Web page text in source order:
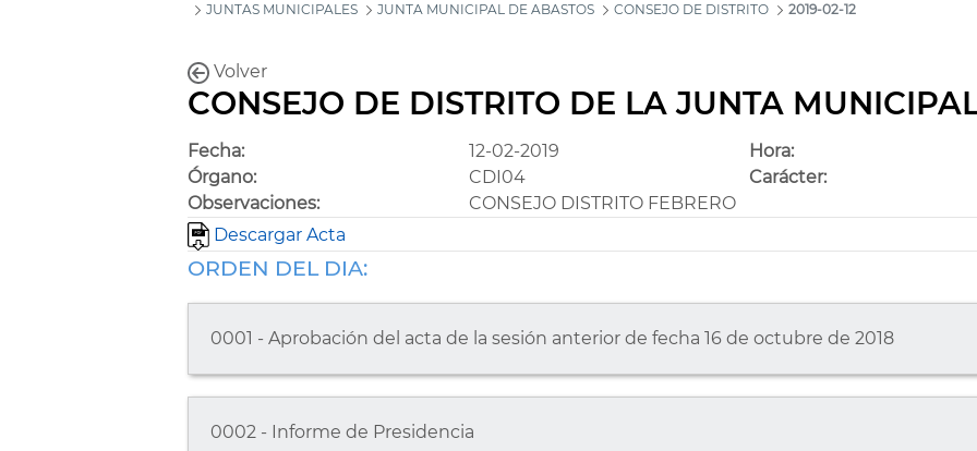
JUNTAS MUNICIPALES
JUNTA MUNICIPAL DE ABASTOS CONSEJO DE DISTRITO 2019-02-12
Volver
CONSEJO DE DISTRITO DE LA JUNTA
Fecha: 12-02-2019 Hora:
Órgano:
CDI04 Carácter:
Observaciones:
CONSEJO DISTRITO FEBRERO
Descargar Acta
ORDEN DEL DIA:
0001 - Aprobación del acta de la sesión anterior de fecha 16 de octubre de 2018
0002 - Informe de Presidencia